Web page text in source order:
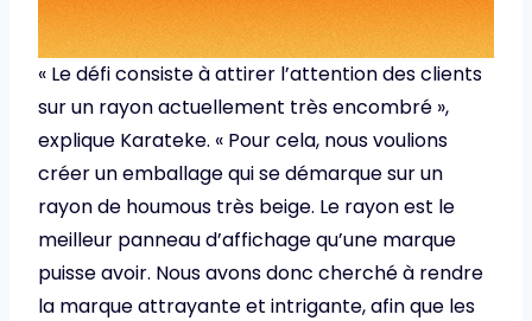
« Le défi consiste à attirer l’attention des clients
sur un rayon actuellement très encombré »,
explique Karateke. « Pour cela, nous voulions
créer un emballage qui se démarque sur un
rayon de houmous très beige. Le rayon est le
meilleur panneau d’affichage qu’une marque
puisse avoir. Nous avons donc cherché à rendre
la marque attrayante et intrigante, afin que les